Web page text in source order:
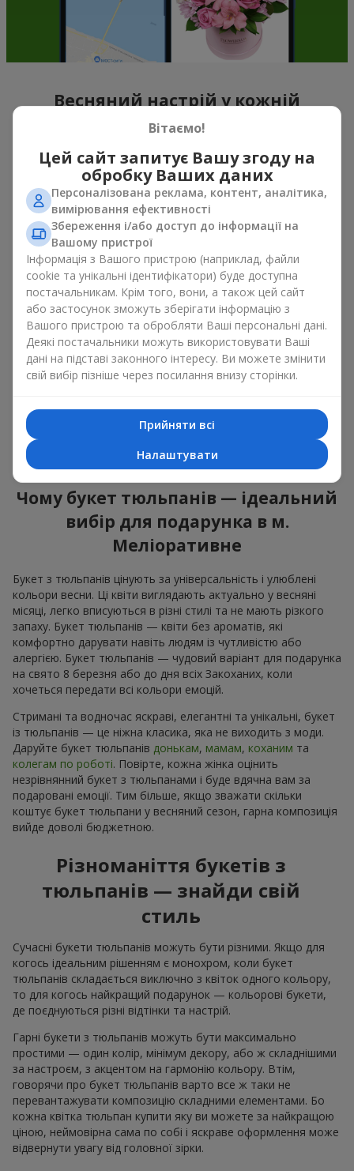
Весняний настрій у кожній
пелюстці
Якщо можна схарактеризувати весну назвою однієї квітки,
то це, беззаперечнобукет тюльпанів . Букет тюльпанів —
саме ті квіти, з яких починається весняний настрій. Ніжні та
тендітні, вони, не перевантажують простір, та можуть бути
подаровані, як до свята, так і просто на знак уваги. А якщо
порахувати скільки коштують тюльпани, то можна сказати,
що їх можна дарувати весною хоч кожного дня. Навіть
тюльпану руках вже створює відчуття тепла, а букет
тюльпанів легко перетворюється на теплі емоції в упаковці.
Саме тому весняні квіти тюльпани так часто обирають для
перших побачень, сімейних свят, знаків уваги без приводу.
Букет тюльпанів — весняна романтика, що асоціюється з
оновленням, щирістю та легкою радістю. У кожній пелюстці
— натуральна краса, у кожному стеблі — символ весни.
романтичному жесті, і в дружньому подарунку. Букет
тюльпанів не зобов'язує, але залишає після себе відчуття
радості та турботи. Саме тому букет квітів тюльпани — це
завжди влучний вибір в будь-якій життєвій ситуації.
Чому букет тюльпанів — ідеальний
вибір для подарунка в м.
Меліоративне
Букет з тюльпанів цінують за універсальність і улюблені
кольори весни. Ці квіти виглядають актуально у весняні
місяці, легко вписуються в різні стилі та не мають різкого
запаху. Букет тюльпанів — квіти без ароматів, які
комфортно дарувати навіть людям із чутливістю або
алергією. Букет тюльпанів — чудовий варіант для подарунка
на свято 8 березня або до дня всіх Закоханих, коли
хочеться передати всі кольори емоцій.
Стримані та водночас яскраві, елегантні та унікальні, букет
із тюльпанів — це ніжна класика, яка не виходить з моди.
Даруйте букет тюльпанів донькам, мамам, коханим та
колегам по роботі. Повірте, кожна жінка оцінить
незрівнянний букет з тюльпанами і буде вдячна вам за
подаровані емоції. Тим більше, якщо зважати скільки
коштує букет тюльпани у весняний сезон, гарна композиція
вийде доволі бюджетною.
Різноманіття букетів з
тюльпанів — знайди свій
стиль
Сучасні букети тюльпанів можуть бути різними. Якщо для
когось ідеальним рішенням є монохром, коли букет
тюльпанів складається виключно з квіток одного кольору,
то для когось найкращий подарунок — кольорові букети,
де поєднуються різні відтінки та настрій.
Гарні букети з тюльпанів можуть бути максимально
простими — один колір, мінімум декору, або ж складнішими
за настроєм, з акцентом на гармонію кольору. Втім,
говорячи про букет тюльпанів варто все ж таки не
перевантажувати композицію складними елементами. Бо
кожна квітка тюльпан купити яку ви можете за найкращою
ціною, неймовірна сама по собі і яскраве оформлення може
відвернути увагу від головної зірки.
Вітаємо!
Цей сайт запитує Вашу згоду на
обробку Ваших даних
Персоналізована реклама, контент, аналітика,
вимірювання ефективності
Збереження і/або доступ до інформації на
Вашому пристрої
Інформація з Вашого пристрою (наприклад, файли
cookie та унікальні ідентифікатори) буде доступна
постачальникам. Крім того, вони, а також цей сайт
або застосунок зможуть зберігати інформацію з
Вашого пристрою та обробляти Ваші персональні дані.
Деякі постачальники можуть використовувати Ваші
дані на підставі законного інтересу. Ви можете змінити
свій вибір пізніше через посилання внизу сторінки.
Прийняти всі
Налаштувати